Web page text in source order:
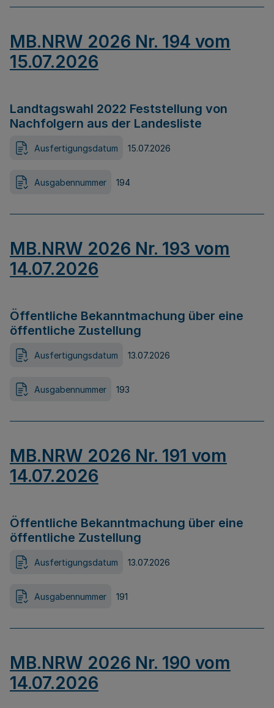
MB.NRW 2026 Nr. 194 vom
15.07.2026
Landtagswahl 2022 Feststellung von
Nachfolgern aus der Landesliste
Ausfertigungsdatum 15.07.2026
Ausgabennummer 194
MB.NRW 2026 Nr. 193 vom
14.07.2026
Öffentliche Bekanntmachung über eine
öffentliche Zustellung
Ausfertigungsdatum 13.07.2026
Ausgabennummer 193
MB.NRW 2026 Nr. 191 vom
14.07.2026
Öffentliche Bekanntmachung über eine
öffentliche Zustellung
Ausfertigungsdatum 13.07.2026
Ausgabennummer 191
MB.NRW 2026 Nr. 190 vom
14.07.2026